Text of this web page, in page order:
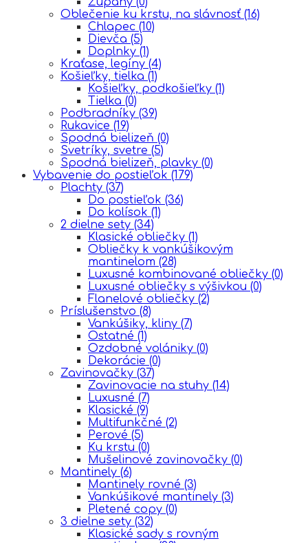
Oblečenie ku krstu, na slávnosť (16)
Chlapec (10)
Dievča (5)
Doplnky (1)
Kraťase, legíny (4)
Košieľky, tielka (1)
Košieľky, podkošieľky (1)
Tielka (0)
Podbradníky (39)
Rukavice (19)
Spodná bielizeň (0)
Svetríky, svetre (5)
Spodná bielizeň, plavky (0)
Vybavenie do postieľok (179)
Plachty (37)
Do postieľok (36)
Do kolísok (1)
2 dielne sety (34)
Klasické obliečky (1)
Obliečky k vankúšikovým
mantinelom (28)
Luxusné kombinované obliečky (0)
Luxusné obliečky s výšivkou (0)
Flanelové obliečky (2)
Príslušenstvo (8)
Vankúšiky, kliny (7)
Ostatné (1)
Ozdobné volániky (0)
Dekorácie (0)
Zavinovačky (37)
Zavinovacie na stuhy (14)
Luxusné (7)
Klasické (9)
Multifunkčné (2)
Perové (5)
Ku krstu (0)
Mušelinové zavinovačky (0)
Mantinely (6)
Mantinely rovné (3)
Vankúšikové mantinely (3)
Pletené copy (0)
3 dielne sety (32)
Klasické sady s rovným